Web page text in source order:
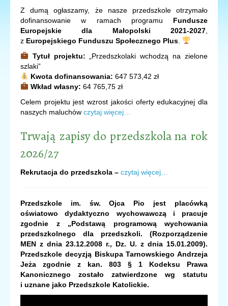
Z dumą ogłaszamy, że nasze przedszkole otrzymało
dofinansowanie w ramach programu Fundusze
Europejskie dla Małopolski 2021-2027
z Europejskiego Funduszu Społecznego Plus
Tytuł projektu: „Przedszkolaki wchodzą na zielone
szlaki”
Kwota dofinansowania: 647 573,42 zł
Wkład własny: 64 765,75 zł
Celem projektu jest wzrost jakości oferty edukacyjnej dla
naszych maluchów czytaj więcej…
Trwają zapisy do przedszkola na rok
2026/27
Rekrutacja do przedszkola – czytaj więcej…
Przedszkole im. św. Ojca Pio jest placówką
oświatowo dydaktyczno wychowawczą i pracuje
zgodnie z „Podstawą programową wychowania
przedszkolnego dla przedszkoli. (Rozporządzenie
MEN z dnia 23.12.2008 r., Dz. U. z dnia 15.01.2009).
Przedszkole decyzją Biskupa Tarnowskiego Andrzeja
Jeża zgodnie z kan. 803 § 1 Kodeksu Prawa
Kanonicznego zostało zatwierdzone wg statutu
i uznane jako Przedszkole Katolickie.